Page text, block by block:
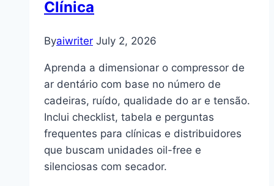
Clínica
Byaiwriter July 2, 2026
Aprenda a dimensionar o compressor de
ar dentário com base no número de
cadeiras, ruído, qualidade do ar e tensão.
Inclui checklist, tabela e perguntas
frequentes para clínicas e distribuidores
que buscam unidades oil-free e
silenciosas com secador.